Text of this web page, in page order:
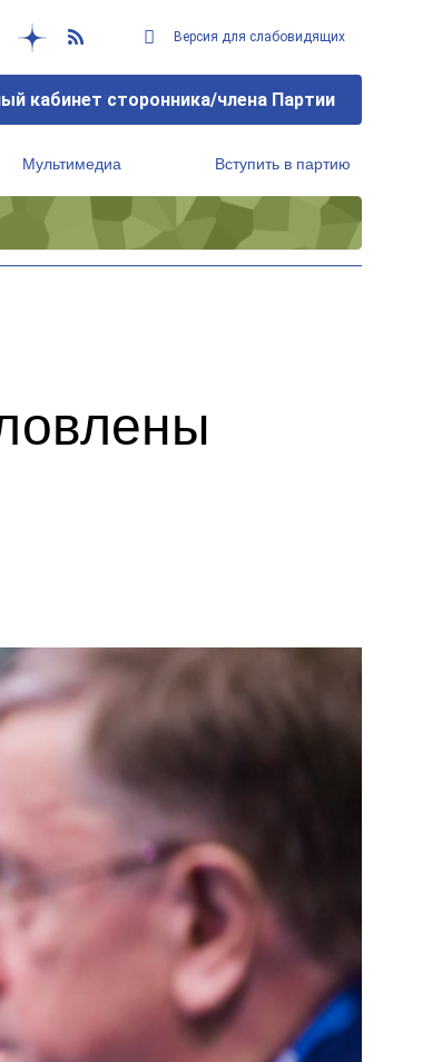
Версия для слабовидящих
кабинет сторонника/члена Партии
Мультимедиа Вступить в партию